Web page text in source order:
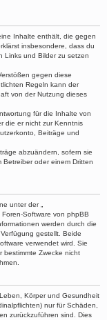
Inhalte enthält, die gegen
insbesondere, dass du
Links und Bilder zu setzen
gegen diese
Regeln kann der
von der Nutzung dieses
für die Inhalte von
die er nicht zur Kenntnis
Beiträge und
abzuändern, sofern sie
oder einem Dritten
unter der „
Foren-Software von phpBB
werden durch die
gestellt. Beide
verwendet wird. Sie
bestimmte Zwecke nicht
Körper und Gesundheit
nur für Schäden,
zurückzuführen sind. Dies